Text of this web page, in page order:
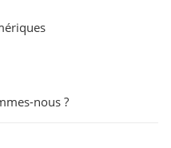
nous ?